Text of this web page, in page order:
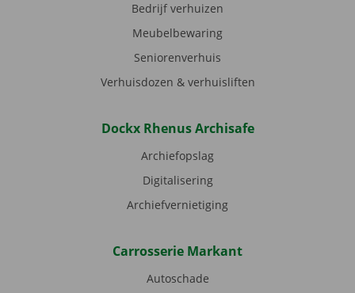
Bedrijf verhuizen
Meubelbewaring
Seniorenverhuis
Verhuisdozen & verhuisliften
Dockx Rhenus Archisafe
Archiefopslag
Digitalisering
Archiefvernietiging
Carrosserie Markant
Autoschade